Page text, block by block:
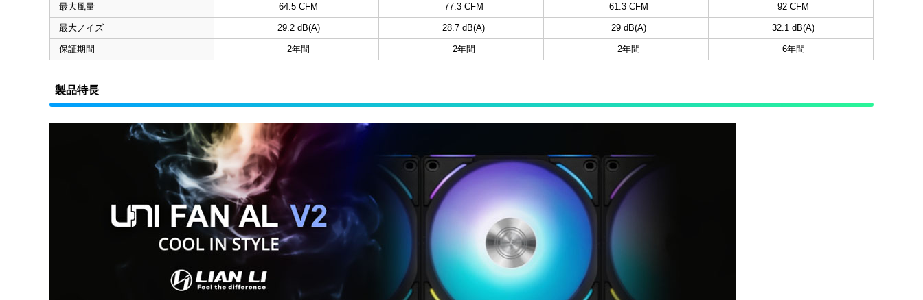
最大風量 64.5 CFM 77.3 CFM 61.3 CFM 92 CFM
最大ノイズ 29.2 dB(A) 28.7 dB(A) 29 dB(A) 32.1 dB(A)
保証期間 2年間 2年間 2年間 6年間
製品特長